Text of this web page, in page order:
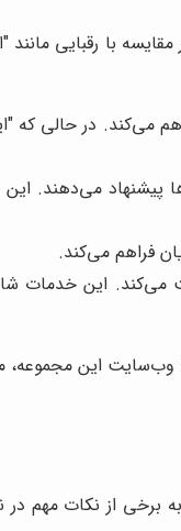
با رقبایی مانند
می‌کند. در حالی که
پیشنهاد می‌دهند.
فراهم می‌کند.
می‌کند. این خدمات
وب‌سایت این مجموعه،
برخی از نکات مهم در